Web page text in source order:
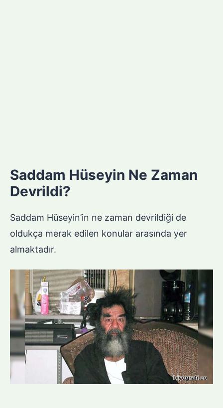
Saddam Hüseyin Ne Zaman
Devrildi?
Saddam Hüseyin’in ne zaman devrildiği de
oldukça merak edilen konular arasında yer
almaktadır.